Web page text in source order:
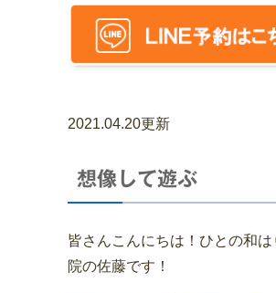
2021.04.20更新
想像して遊ぶ
皆さんこんにちは！ひとの和は
院の佐藤です！